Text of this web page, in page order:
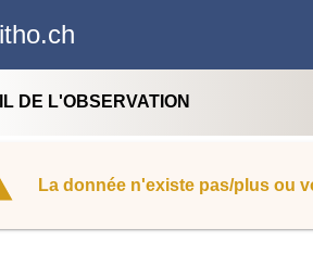
DE L'OBSERVATION
La donnée n'existe pas/plus ou